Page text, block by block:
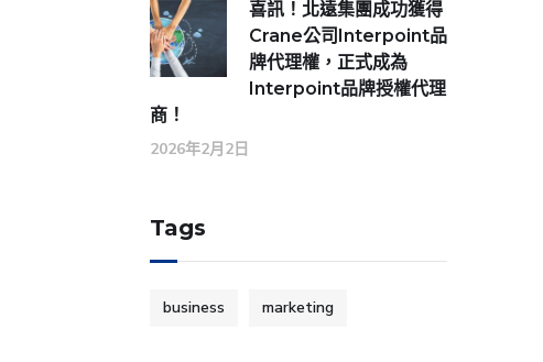
喜訊！北遠集團成功獲得
Crane公司Interpoint品
牌代理權，正式成為
Interpoint品牌授權代理
商！
2026年2月2日
Tags
business marketing